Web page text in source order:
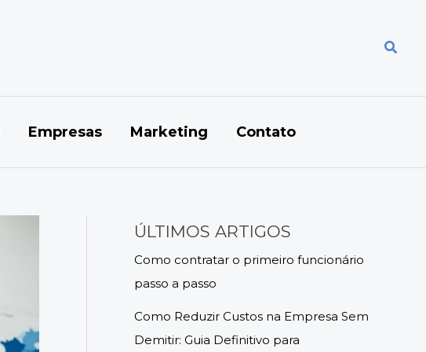
Empresas Marketing Contato
ÚLTIMOS ARTIGOS
Como contratar o primeiro funcionário
passo a passo
Como Reduzir Custos na Empresa Sem
Demitir: Guia Definitivo para